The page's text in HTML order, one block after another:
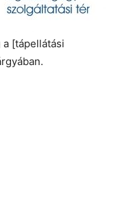
[tápellátási